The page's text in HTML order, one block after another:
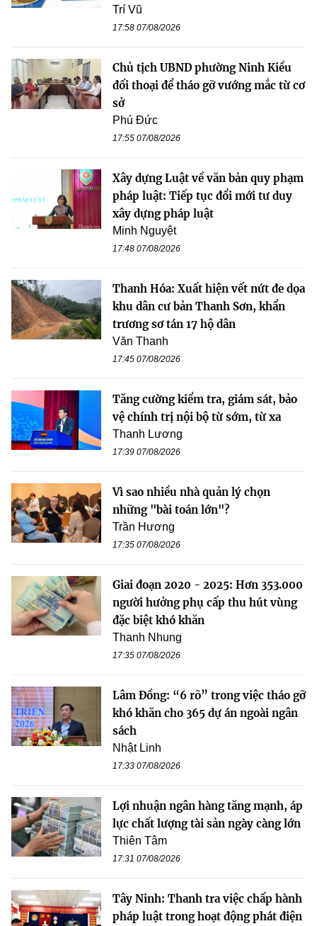
Trí Vũ
17:58 07/08/2026
Chủ tịch UBND phường Ninh Kiều
đối thoại để tháo gỡ vướng mắc từ cơ
sở
Phú Đức
17:55 07/08/2026
Xây dựng Luật về văn bản quy phạm
pháp luật: Tiếp tục đổi mới tư duy
xây dựng pháp luật
Minh Nguyệt
17:48 07/08/2026
Thanh Hóa: Xuất hiện vết nứt đe dọa
khu dân cư bản Thanh Sơn, khẩn
trương sơ tán 17 hộ dân
Văn Thanh
17:45 07/08/2026
Tăng cường kiểm tra, giám sát, bảo
vệ chính trị nội bộ từ sớm, từ xa
Thanh Lương
17:39 07/08/2026
Vì sao nhiều nhà quản lý chọn
những "bài toán lớn"?
Trần Hương
17:35 07/08/2026
Giai đoạn 2020 - 2025: Hơn 353.000
người hưởng phụ cấp thu hút vùng
đặc biệt khó khăn
Thanh Nhung
17:35 07/08/2026
Lâm Đồng: “6 rõ” trong việc tháo gỡ
khó khăn cho 365 dự án ngoài ngân
sách
Nhật Linh
17:33 07/08/2026
Lợi nhuận ngân hàng tăng mạnh, áp
lực chất lượng tài sản ngày càng lớn
Thiên Tâm
17:31 07/08/2026
Tây Ninh: Thanh tra việc chấp hành
pháp luật trong hoạt động phát điện